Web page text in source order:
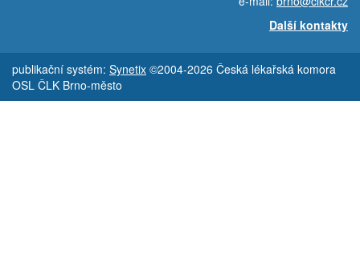
Další kontakty
publikační systém: Synetix ©2004-2026 Česká lékařská komora
OSL ČLK Brno-město